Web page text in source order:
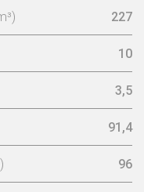
227
10
3,5
91,4
96